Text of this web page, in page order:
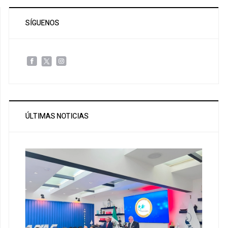
SÍGUENOS
ÚLTIMAS NOTICIAS